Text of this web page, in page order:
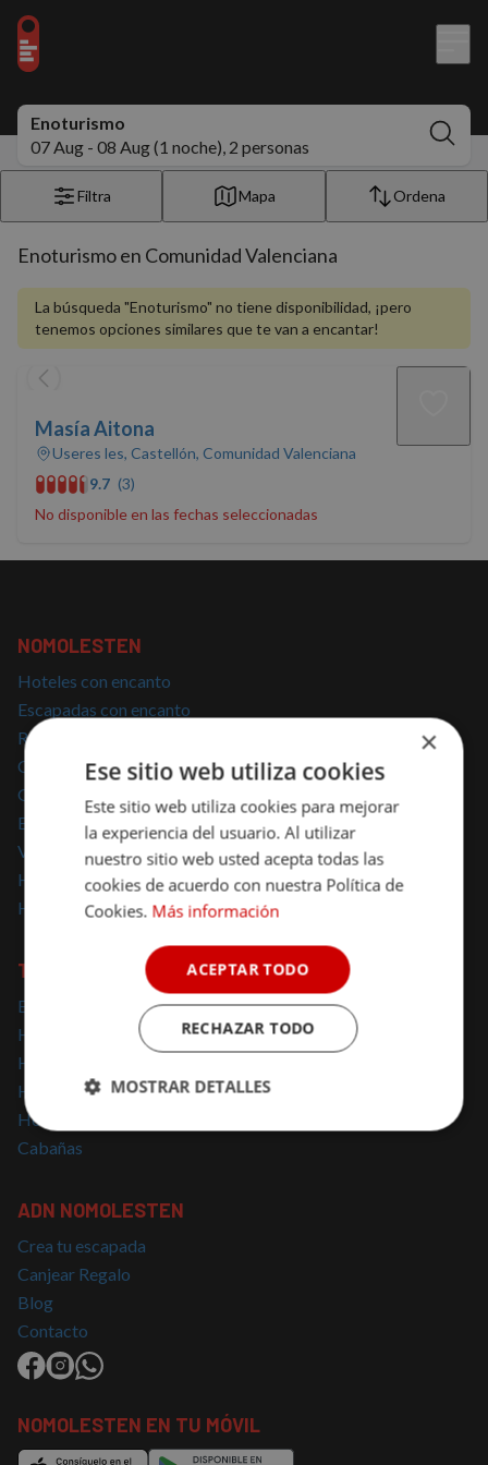
Enoturismo
07 Aug - 08 Aug (1 noche), 2 personas
Filtra Mapa Ordena
Enoturismo en Comunidad Valenciana
La búsqueda "Enoturismo" no tiene disponibilidad, ¡pero
tenemos opciones similares que te van a encantar!
Masía Aitona
Useres les, Castellón, Comunidad Valenciana
9.7 (3)
No disponible en las fechas seleccionadas
NOMOLESTEN
Hoteles con encanto
Escapadas con encanto
Regalar escapadas
Casas Rurales con encanto
Glamping
Escapadas Románticas
Vacaciones Familiares
Hoteles para mascotas
Hoteles solo para adultos
TOP BÚSQUEDAS
Escapadas cerca de Madrid
Hoteles con Encanto Cataluña
Hoteles con Jacuzzi
Hoteles con SPA
Hoteles con encanto España
Cabañas
ADN NOMOLESTEN
Crea tu escapada
Canjear Regalo
Blog
Contacto
NOMOLESTEN EN TU MÓVIL
×
Ese sitio web utiliza cookies
Este sitio web utiliza cookies para mejorar
la experiencia del usuario. Al utilizar
nuestro sitio web usted acepta todas las
cookies de acuerdo con nuestra Política de
Cookies. Más información
ACEPTAR TODO
RECHAZAR TODO
MOSTRAR DETALLES
Cookies
Cookies de
Cookies de
preferencias